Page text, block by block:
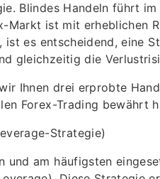
Blindes Handeln führt
Markt ist mit erheblichen
ist es entscheidend, eine
gleichzeitig die
Ihnen drei erprobte
Forex-Trading bewährt
Strategie)
und am häufigsten